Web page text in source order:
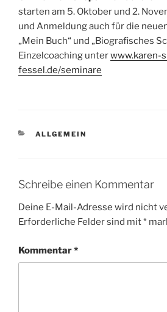
starten am 5. Oktober und 2.
und Anmeldung auch für die
„Mein Buch“ und „Biografisches
Einzelcoaching unterwww.karen-
fessel.de/seminare
KATEGORIEN
ALLGEMEIN
Schreibe einen Kommentar
Deine E-Mail-Adresse wird nicht
Erforderliche Felder sind mit*
Kommentar*